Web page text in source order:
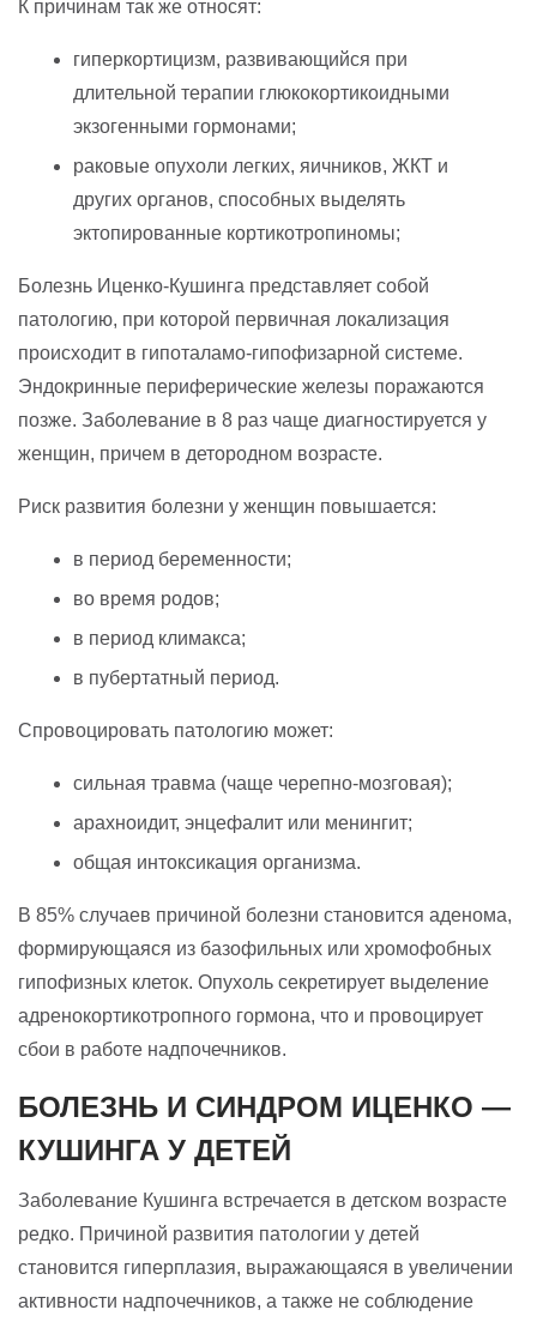
К причинам так же относят:
гиперкортицизм, развивающийся при
длительной терапии глюкокортикоидными
экзогенными гормонами;
раковые опухоли легких, яичников, ЖКТ и
других органов, способных выделять
эктопированные кортикотропиномы;
Болезнь Иценко-Кушинга представляет собой
патологию, при которой первичная локализация
происходит в гипоталамо-гипофизарной системе.
Эндокринные периферические железы поражаются
позже. Заболевание в 8 раз чаще диагностируется у
женщин, причем в детородном возрасте.
Риск развития болезни у женщин повышается:
в период беременности;
во время родов;
в период климакса;
в пубертатный период.
Спровоцировать патологию может:
сильная травма (чаще черепно-мозговая);
арахноидит, энцефалит или менингит;
общая интоксикация организма.
В 85% случаев причиной болезни становится аденома,
формирующаяся из базофильных или хромофобных
гипофизных клеток. Опухоль секретирует выделение
адренокортикотропного гормона, что и провоцирует
сбои в работе надпочечников.
БОЛЕЗНЬ И СИНДРОМ ИЦЕНКО —
КУШИНГА У ДЕТЕЙ
Заболевание Кушинга встречается в детском возрасте
редко. Причиной развития патологии у детей
становится гиперплазия, выражающаяся в увеличении
активности надпочечников, а также не соблюдение